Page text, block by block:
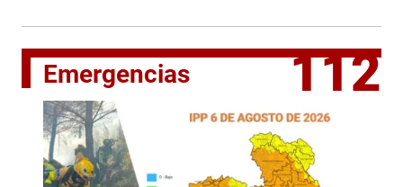
Emergencias 112